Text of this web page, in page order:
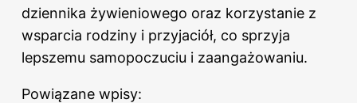
dziennika żywieniowego oraz korzystanie z
wsparcia rodziny i przyjaciół, co sprzyja
lepszemu samopoczuciu i zaangażowaniu.
Powiązane wpisy: